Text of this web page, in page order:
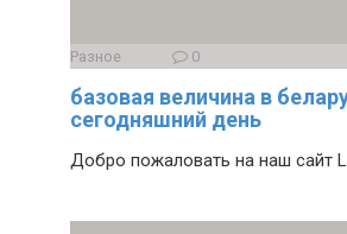
Разное 0
базовая величина в
сегодняшний день
Добро пожаловать на наш сайт